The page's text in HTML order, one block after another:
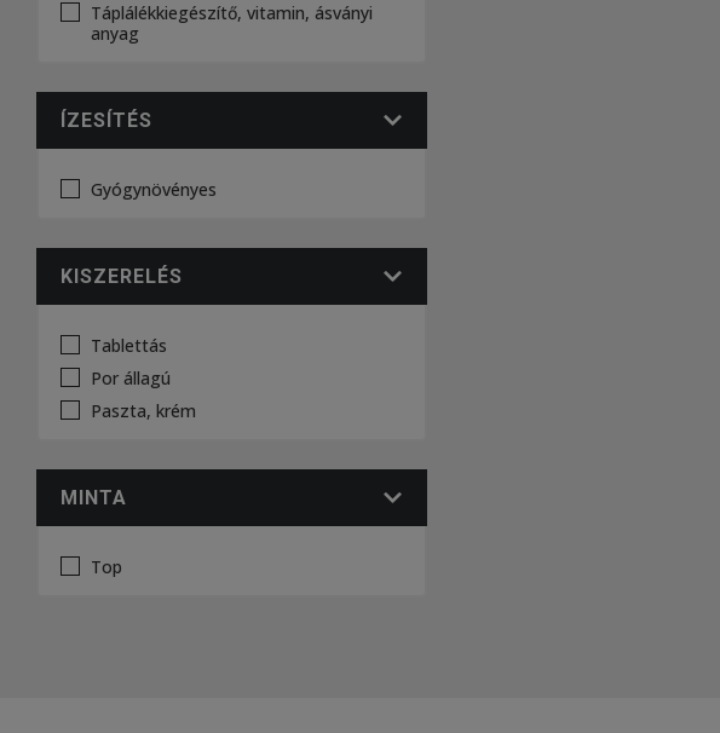
Táplálékkiegészítő, vitamin, ásványi
anyag
ÍZESÍTÉS
Gyógynövényes
KISZERELÉS
Tablettás
Por állagú
Paszta, krém
MINTA
Top